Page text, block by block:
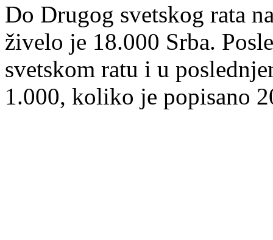
Do Drugog svetskog rata
živelo je 18.000 Srba.
svetskom ratu i u
1.000, koliko je popisano